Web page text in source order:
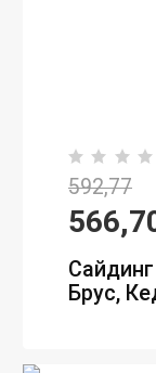
592,77
Брус,